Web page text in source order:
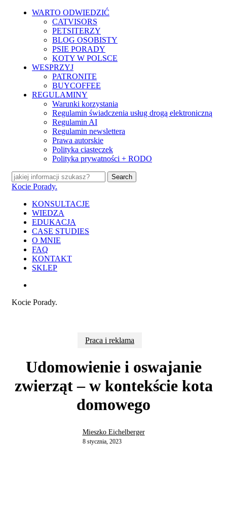
WARTO ODWIEDZIĆ
CATVISORS
PETSITERZY
BLOG OSOBISTY
PSIE PORADY
KOTY W POLSCE
WESPRZYJ
PATRONITE
BUYCOFFEE
REGULAMINY
Warunki korzystania
Regulamin świadczenia usług drogą elektroniczną
Regulamin AI
Regulamin newslettera
Prawa autorskie
Polityka ciasteczek
Polityka prywatności + RODO
Search
Close
Kocie Porady.
search
Menu
KONSULTACJE
WIEDZA
EDUKACJA
CASE STUDIES
O MNIE
FAQ
KONTAKT
SKLEP
Kocie Porady.
Praca i reklama
Udomowienie i oswajanie
zwierząt – w kontekście kota
domowego
Mieszko Eichelberger
8 stycznia, 2023